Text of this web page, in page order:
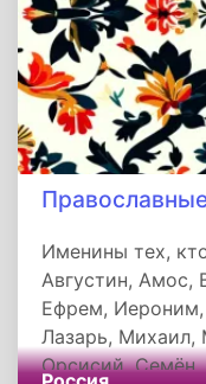
Именины тех,
Августин, Амос,
Ефрем, Иероним,
Лазарь, Михаил,
Орсисий,